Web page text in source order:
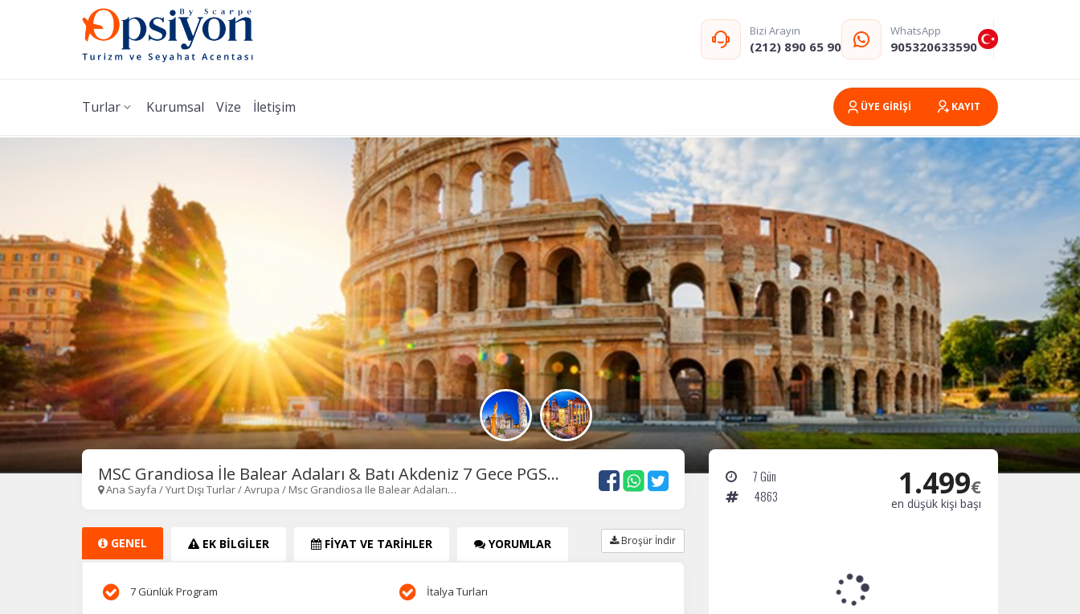
Bizi Arayın
(212) 890 65 90
WhatsApp
905320633590
Turlar Kurumsal Vize İletişim ÜYE GİRİŞİ KAYIT
MSC Grandiosa İle Balear Adaları & Batı Akdeniz 7 Gece PGS...
Ana Sayfa /Yurt Dışı Turlar/Avrupa / Msc Grandiosa Ile Balear Adaları…
GENEL EK BİLGİLER FİYAT VE TARİHLER YORUMLAR Broşür İndir
7 Günlük Program İtalya Turları
7 Gün
4863
1.499€
en düşük kişi başı